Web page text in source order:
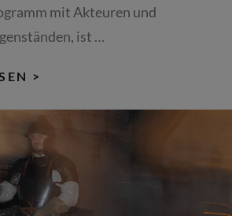
mit Akteuren und
ist …
>
MARCUS
JUNKELMANN
IM
BAYERISCHEN